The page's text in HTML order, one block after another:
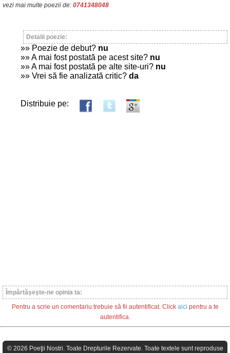
vezi mai multe poezii de: 0741348048
Detalii poezie:
»» Poezie de debut? nu
»» A mai fost postată pe acest site? nu
»» A mai fost postată pe alte site-uri? nu
»» Vrei să fie analizată critic? da
Distribuie pe:
Împărtăşeşte-ne opinia ta:
Pentru a scrie un comentariu trebuie să fii autentificat. Click aici pentru a te
autentifica.
© 2026 Poeţii Nostri. Toate Drepturile Rezervate. Toate textele sunt reproduse